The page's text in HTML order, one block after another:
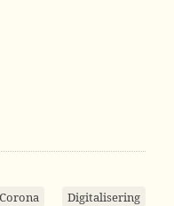
Corona Digitalisering